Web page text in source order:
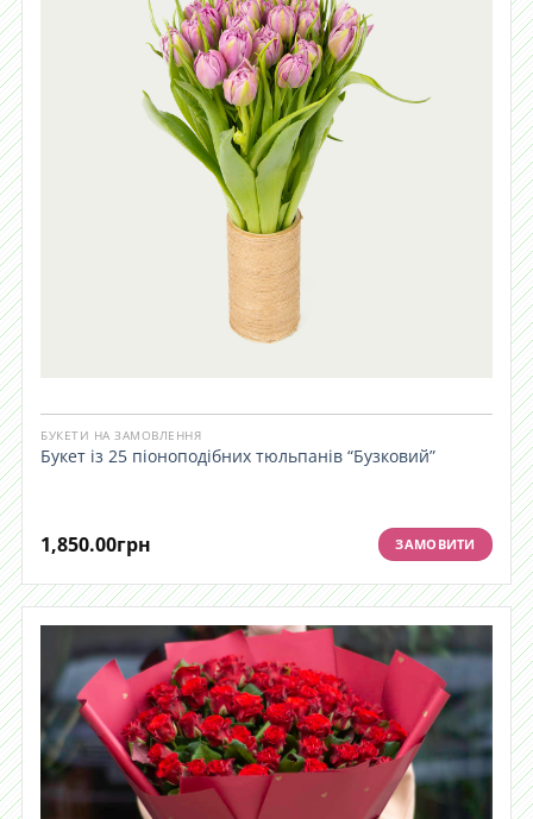
БУКЕТИ НА ЗАМОВЛЕННЯ
Букет із 25 піоноподібних тюльпанів “Бузковий”
1,850.00грн ЗАМОВИТИ